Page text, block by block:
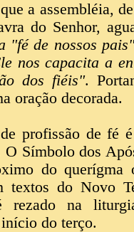
a assembléia,
do Senhor,
"fé de nossos
nos capacita a
dos fiéis".
oração decorada.
profissão de fé
O Símbolo dos
do querígma
textos do Novo
rezado na
do terço.